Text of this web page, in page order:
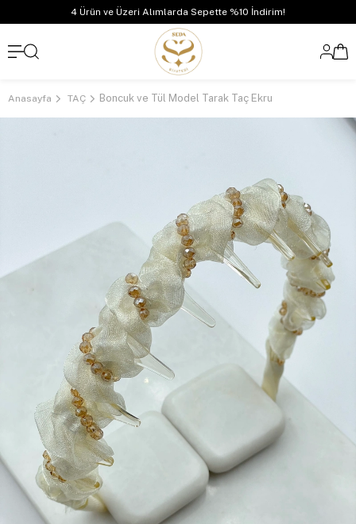
4 Ürün ve Üzeri Alımlarda Sepette %10 İndirim!
Anasayfa TAÇ Boncuk ve Tül Model Tarak Taç Ekru